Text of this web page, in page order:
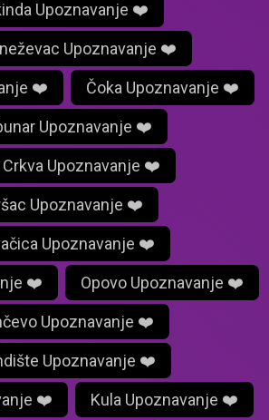
Upoznavanje ❤️
Upoznavanje ❤️
❤️ Čoka Upoznavanje ❤️
Upoznavanje ❤️
Crkva Upoznavanje ❤️
Upoznavanje ❤️
Upoznavanje ❤️
❤️ Opovo Upoznavanje ❤️
Upoznavanje ❤️
Upoznavanje ❤️
❤️ Kula Upoznavanje ❤️